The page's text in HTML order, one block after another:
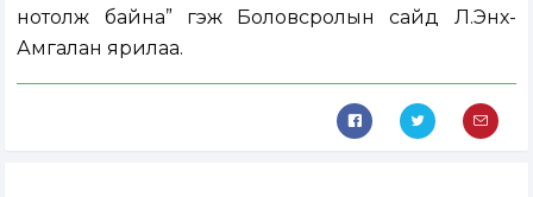
нотолж байна” гэж Боловсролын сайд Л.Энх-
Амгалан ярилаа.